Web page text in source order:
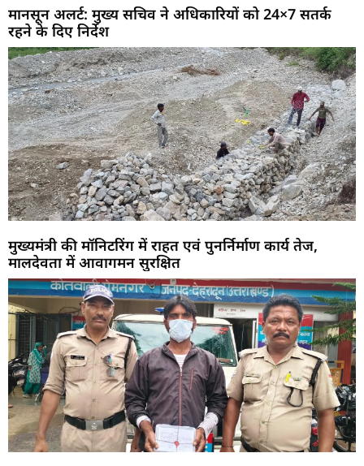
मानसून अलर्ट: मुख्य सचिव ने अधिकारियों को 24×7 सतर्क
रहने के दिए निर्देश
मुख्यमंत्री की मॉनिटरिंग में राहत एवं पुनर्निर्माण कार्य तेज,
मालदेवता में आवागमन सुरक्षित